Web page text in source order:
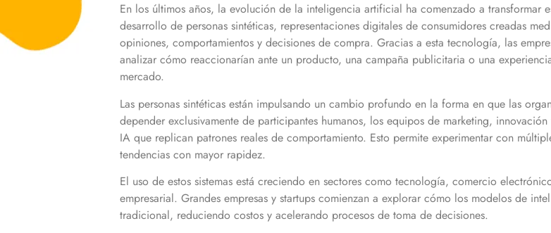
En los últimos años, la evolución de la inteligencia artificial ha comenzado a transformar
desarrollo de personas sintéticas, representaciones digitales de consumidores creadas
opiniones, comportamientos y decisiones de compra. Gracias a esta tecnología, las
analizar cómo reaccionarían ante un producto, una campaña publicitaria o una
mercado.
Las personas sintéticas están impulsando un cambio profundo en la forma en que las
depender exclusivamente de participantes humanos, los equipos de marketing,
IA que replican patrones reales de comportamiento. Esto permite experimentar con
tendencias con mayor rapidez.
El uso de estos sistemas está creciendo en sectores como tecnología, comercio
empresarial. Grandes empresas y startups comienzan a explorar cómo los modelos de
tradicional, reduciendo costos y acelerando procesos de toma de decisiones.